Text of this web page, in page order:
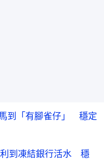
到「有腳雀仔」 穩定
到凍結銀行活水 穩